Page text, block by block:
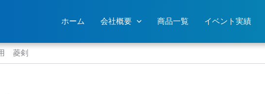
ホーム 会社概要 商品一覧 イベント実績
菱剣